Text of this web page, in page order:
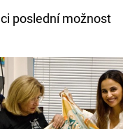
poslední možnost